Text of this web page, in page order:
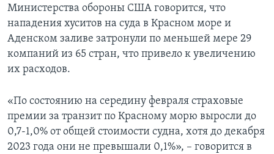
Министерства обороны США говорится, что
нападения хуситов на суда в Красном море и
Аденском заливе затронули по меньшей мере 29
компаний из 65 стран, что привело к увеличению
их расходов.
«По состоянию на середину февраля страховые
премии за транзит по Красному морю выросли до
0,7-1,0% от общей стоимости судна, хотя до декабря
2023 года они не превышали 0,1%», – говорится в